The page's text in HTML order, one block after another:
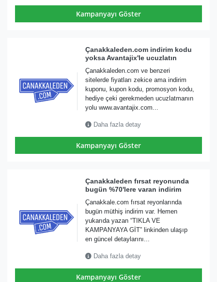
Kampanyayı Göster
Çanakkaleden.com indirim kodu
yoksa Avantajix'le ucuzlatın
Çanakkaleden.com ve benzeri
sitelerde fiyatları zekice ama indirim
kuponu, kupon kodu, promosyon kodu,
hediye çeki gerekmeden ucuzlatmanın
yolu www.avantajix.com...
Daha fazla detay
Kampanyayı Göster
Çanakkaleden fırsat reyonunda
bugün %70'lere varan indirim
Çanakkale.com fırsat reyonlarında
bugün müthiş indirim var. Hemen
yukarıda yazan “TIKLA VE
KAMPANYAYA GİT” linkinden ulaşıp
en güncel detaylarını...
Daha fazla detay
Kampanyayı Göster